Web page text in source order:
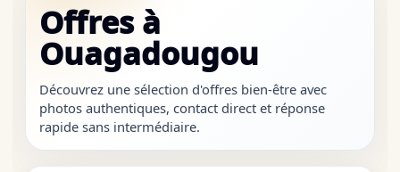
Offres à
Ouagadougou
Découvrez une sélection d'offres bien-être avec
photos authentiques, contact direct et réponse
rapide sans intermédiaire.